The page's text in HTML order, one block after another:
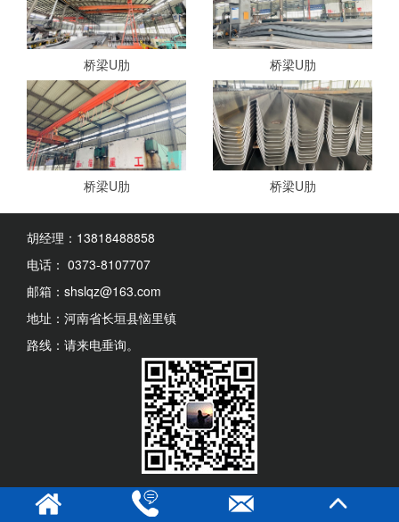
桥梁U肋 桥梁U肋
桥梁U肋 桥梁U肋
胡经理：13818488858
电话： 0373-8107707
邮箱：shslqz@163.com
地址：河南省长垣县恼里镇
路线：请来电垂询。